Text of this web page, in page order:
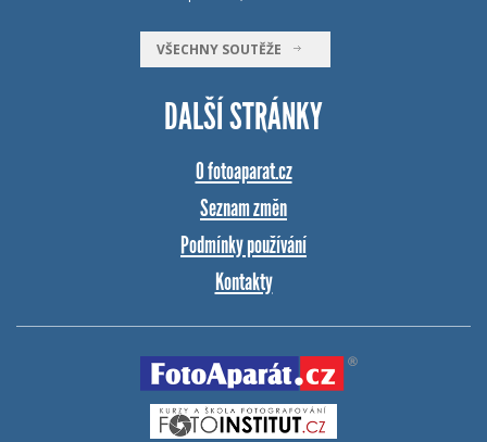
VŠECHNY SOUTĚŽE
DALŠÍ STRÁNKY
O fotoaparat.cz
Seznam změn
Podmínky používání
Kontakty